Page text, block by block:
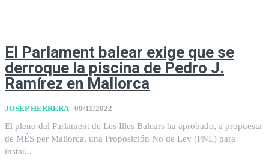
El Parlament balear exige que se
derroque la piscina de Pedro J.
Ramírez en Mallorca
JOSEP HERRERA - 09/11/2022
El pleno del Parlament de Les Illes Balears ha aprobado, a propuesta
de MÉS per Mallorca, una Proposición No de Ley (PNL) para
instar...